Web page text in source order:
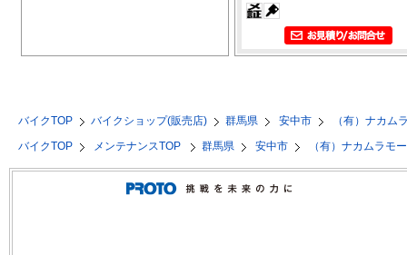
バイクTOP バイクショップ(販売店) 群馬県 安中市
（有）ナカム
バイクTOP
メンテナンスTOP 群馬県 安中市 （有）ナカムラモ